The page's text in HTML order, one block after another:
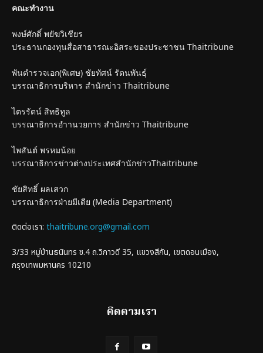
คณะทำงาน
พงษ์ศักดิ์ พยัฆวิเชียร
ประธานกองทุนสื่อสาธารณะอิสระของประชาชน Thaitribune
พันตำรวจเอก(พิเศษ) ชัยทัศน์ รัตนพันธุ์
บรรณาธิการบริหาร สำนักข่าว Thaitribune
ไตรรัตน์ สิทธิทูล
บรรณาธิการอำานวยการ สำนักข่าว Thaitribune
ไพสันต์ พรหมน้อย
บรรณาธิการข่าวต่างประเทศสำนักข่าวThaitribune
ชัยสิทธิ์ ผลเสวก
บรรณาธิการฝ่ายมีเดีย (Media Department)
ติดต่อเรา: thaitribune.org@gmail.com
3/33 หมู่บ้านธนินทร ซ.4 ถ.วิภาวดี 35, แขวงสีกัน, เขตดอนเมือง,
กรุงเทพมหานคร 10210
ติดตามเรา